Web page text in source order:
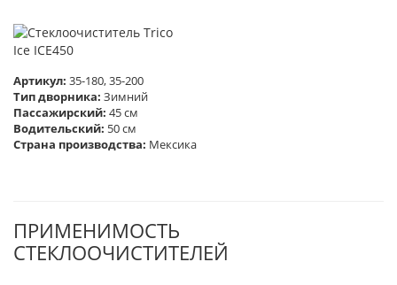
Артикул: 35-180, 35-200
Тип дворника: Зимний
Пассажирский: 45 см
Водительский: 50 см
Страна производства: Мексика
ПРИМЕНИМОСТЬ
СТЕКЛООЧИСТИТЕЛЕЙ